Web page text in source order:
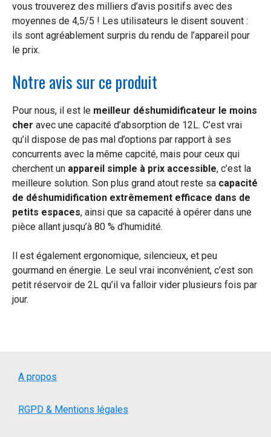
vous trouverez des milliers d’avis positifs avec des
moyennes de 4,5/5 ! Les utilisateurs le disent souvent :
ils sont agréablement surpris du rendu de l’appareil pour
le prix.
Notre avis sur ce produit
Pour nous, il est le meilleur déshumidificateur le moins
cher avec une capacité d’absorption de 12L. C’est vrai
qu’il dispose de pas mal d’options par rapport à ses
concurrents avec la même capcité, mais pour ceux qui
cherchent un appareil simple à prix accessible, c’est la
meilleure solution. Son plus grand atout reste sa capacité
de déshumidification extrêmement efficace dans de
petits espaces, ainsi que sa capacité à opérer dans une
pièce allant jusqu’à 80 % d’humidité.
Il est également ergonomique, silencieux, et peu
gourmand en énergie. Le seul vrai inconvénient, c’est son
petit réservoir de 2L qu’il va falloir vider plusieurs fois par
jour.
A propos
RGPD & Mentions légales